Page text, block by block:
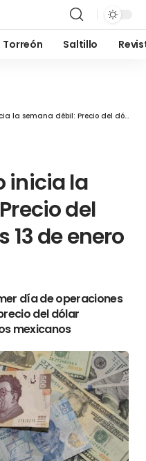
Torreón Saltillo
débil: Precio del dólar HOY lunes 13 de enero 2025
inicia la
del
13 de enero
día de operaciones
del dólar
mexicanos